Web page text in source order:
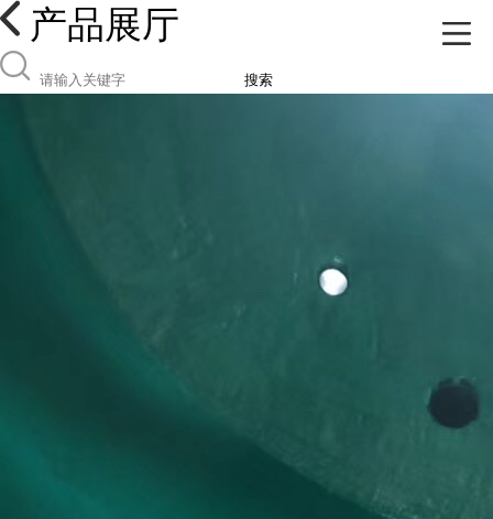
产品展厅
搜索